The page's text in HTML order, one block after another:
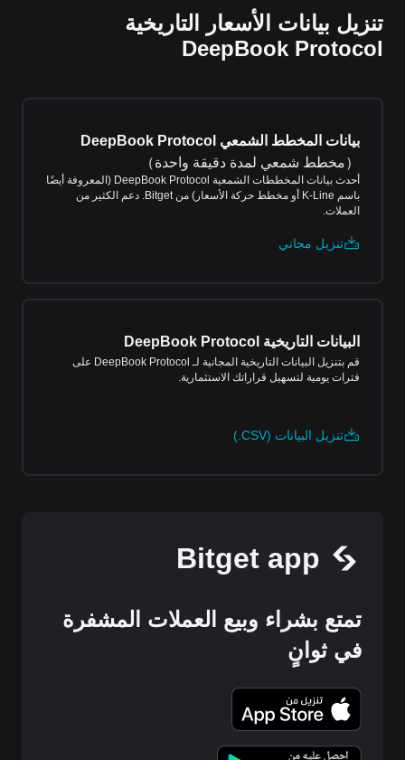
تنزيل بيانات الأسعار التاريخية
DeepBook Protocol
بيانات المخطط الشمعي DeepBook Protocol
（مخطط شمعي لمدة دقيقة واحدة）
أحدث بيانات المخططات الشمعية DeepBook Protocol (المعروفة أيضًا
باسم K-Line أو مخطط حركة الأسعار) من Bitget. دعم الكثير من
العملات.
تنزيل مجاني
البيانات التاريخية DeepBook Protocol
قم بتنزيل البيانات التاريخية المجانية لـ DeepBook Protocol على
فترات يومية لتسهيل قراراتك الاستثمارية.
تنزيل البيانات (CSV.)
Bitget app
تمتع بشراء وبيع العملات المشفرة
في ثوانٍ